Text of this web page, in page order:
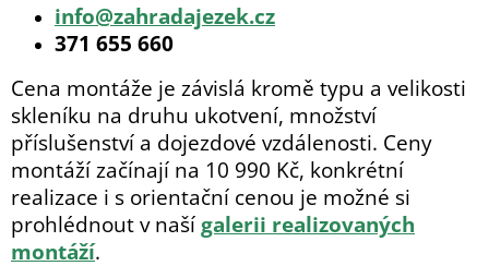
info@zahradajezek.cz
371 655 660
Cena montáže je závislá kromě typu a velikosti
skleníku na druhu ukotvení, množství
příslušenství a dojezdové vzdálenosti. Ceny
montáží začínají na 10 990 Kč, konkrétní
realizace i s orientační cenou je možné si
prohlédnout v naší galerii realizovaných
montáží.